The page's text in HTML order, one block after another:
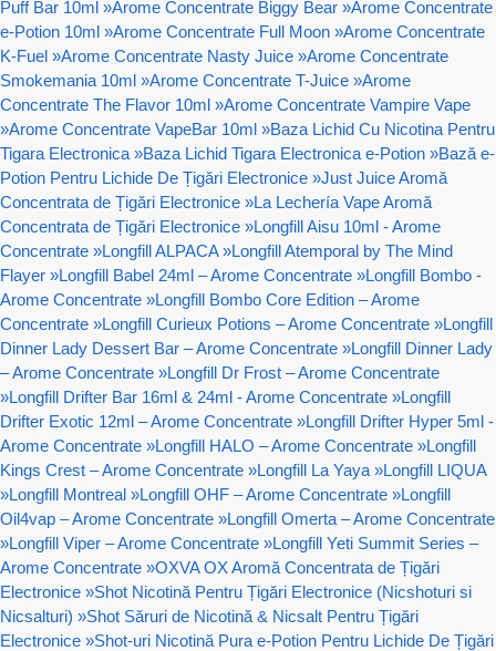
Puff Bar 10ml »Arome Concentrate Biggy Bear »Arome Concentrate
e-Potion 10ml »Arome Concentrate Full Moon »Arome Concentrate
K-Fuel »Arome Concentrate Nasty Juice »Arome Concentrate
Smokemania 10ml »Arome Concentrate T-Juice »Arome
Concentrate The Flavor 10ml »Arome Concentrate Vampire Vape
»Arome Concentrate VapeBar 10ml »Baza Lichid Cu Nicotina Pentru
Tigara Electronica »Baza Lichid Tigara Electronica e-Potion »Bază e-
Potion Pentru Lichide De Țigări Electronice »Just Juice Aromă
Concentrata de Țigări Electronice »La Lechería Vape Aromă
Concentrata de Țigări Electronice »Longfill Aisu 10ml - Arome
Concentrate »Longfill ALPACA »Longfill Atemporal by The Mind
Flayer »Longfill Babel 24ml – Arome Concentrate »Longfill Bombo -
Arome Concentrate »Longfill Bombo Core Edition – Arome
Concentrate »Longfill Curieux Potions – Arome Concentrate »Longfill
Dinner Lady Dessert Bar – Arome Concentrate »Longfill Dinner Lady
– Arome Concentrate »Longfill Dr Frost – Arome Concentrate
»Longfill Drifter Bar 16ml & 24ml - Arome Concentrate »Longfill
Drifter Exotic 12ml – Arome Concentrate »Longfill Drifter Hyper 5ml -
Arome Concentrate »Longfill HALO – Arome Concentrate »Longfill
Kings Crest – Arome Concentrate »Longfill La Yaya »Longfill LIQUA
»Longfill Montreal »Longfill OHF – Arome Concentrate »Longfill
Oil4vap – Arome Concentrate »Longfill Omerta – Arome Concentrate
»Longfill Viper – Arome Concentrate »Longfill Yeti Summit Series –
Arome Concentrate »OXVA OX Aromă Concentrata de Țigări
Electronice »Shot Nicotină Pentru Țigări Electronice (Nicshoturi si
Nicsalturi) »Shot Săruri de Nicotină & Nicsalt Pentru Țigări
Electronice »Shot-uri Nicotină Pura e-Potion Pentru Lichide De Țigări